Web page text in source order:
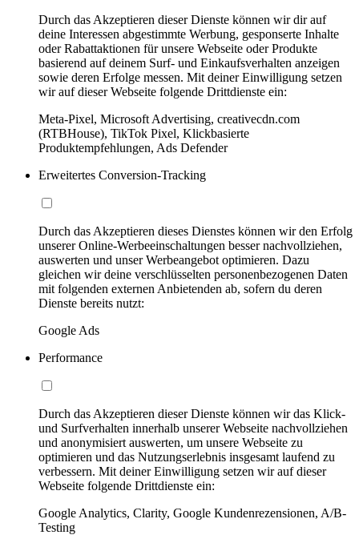
Durch das Akzeptieren dieser Dienste können wir dir auf
deine Interessen abgestimmte Werbung, gesponserte Inhalte
oder Rabattaktionen für unsere Webseite oder Produkte
basierend auf deinem Surf- und Einkaufsverhalten anzeigen
sowie deren Erfolge messen. Mit deiner Einwilligung setzen
wir auf dieser Webseite folgende Drittdienste ein:
Meta-Pixel, Microsoft Advertising, creativecdn.com
(RTBHouse), TikTok Pixel, Klickbasierte
Produktempfehlungen, Ads Defender
Erweitertes Conversion-Tracking
Durch das Akzeptieren dieses Dienstes können wir den Erfolg
unserer Online-Werbeeinschaltungen besser nachvollziehen,
auswerten und unser Werbeangebot optimieren. Dazu
gleichen wir deine verschlüsselten personenbezogenen Daten
mit folgenden externen Anbietenden ab, sofern du deren
Dienste bereits nutzt:
Google Ads
Performance
Durch das Akzeptieren dieser Dienste können wir das Klick-
und Surfverhalten innerhalb unserer Webseite nachvollziehen
und anonymisiert auswerten, um unsere Webseite zu
optimieren und das Nutzungserlebnis insgesamt laufend zu
verbessern. Mit deiner Einwilligung setzen wir auf dieser
Webseite folgende Drittdienste ein:
Google Analytics, Clarity, Google Kundenrezensionen, A/B-
Testing